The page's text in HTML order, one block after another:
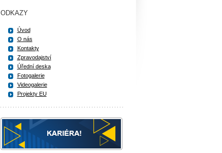
ODKAZY
Úvod
O nás
Kontakty
Zpravodajství
Úřední deska
Fotogalerie
Videogalerie
Projekty EU